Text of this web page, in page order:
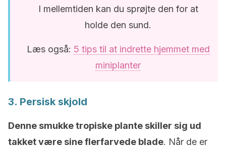
I mellemtiden kan du sprøjte den for at
holde den sund.
Læs også: 5 tips til at indrette hjemmet med
miniplanter
3. Persisk skjold
Denne smukke tropiske plante skiller sig ud
takket være sine flerfarvede blade. Når de er